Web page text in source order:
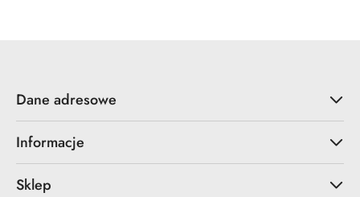
Dane adresowe
Informacje
Sklep